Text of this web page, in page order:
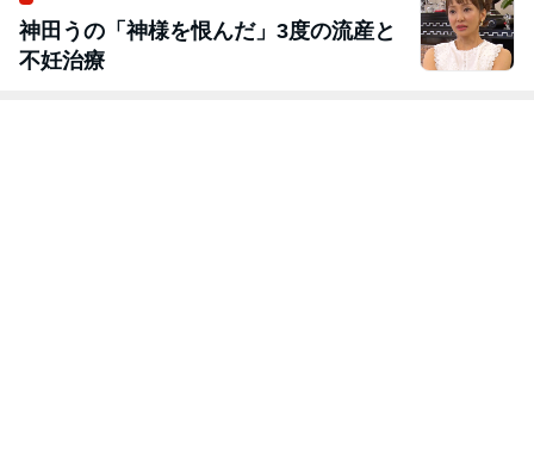
神田うの「神様を恨んだ」3度の流産と
不妊治療